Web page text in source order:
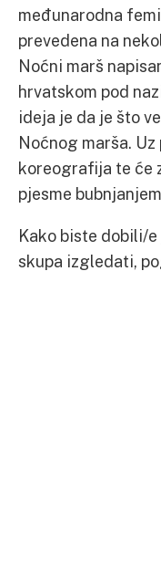
međunarodna
prevedena na
Noćni marš
hrvatskom pod
ideja je da je što
Noćnog marša.
koreografija te će
pjesme
Kako biste dobili/
skupa izgledati,